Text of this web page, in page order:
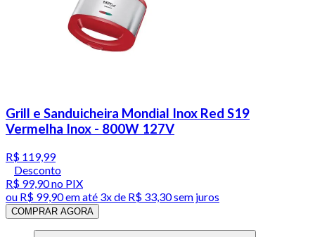
Grill e Sanduicheira Mondial Inox Red S19
Vermelha Inox - 800W 127V
R$ 119,99
Desconto
R$ 99,90no PIX
ou R$ 99,90em até 3x de R$ 33,30 sem juros
COMPRAR AGORA